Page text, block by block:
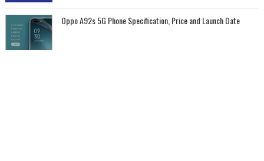
Oppo A92s 5G Phone Specification, Price and Launch Date